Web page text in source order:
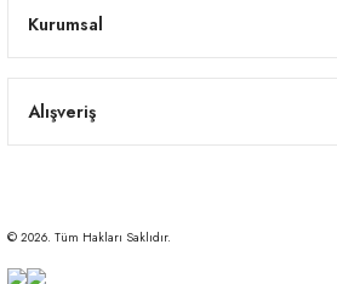
Kurumsal
Alışveriş
© 2026. Tüm Hakları Saklıdır.